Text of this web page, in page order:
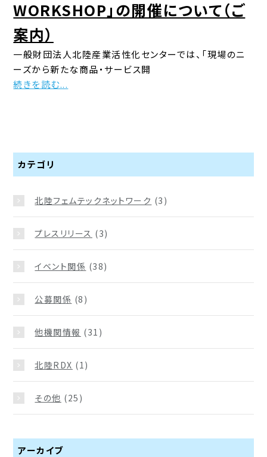
WORKSHOP」の開催について（ご
案内）
一般財団法人北陸産業活性化センターでは、「現場のニ
ーズから新たな商品・サービス開
続きを読む...
カテゴリ
北陸フェムテックネットワーク (3)
プレスリリース (3)
イベント関係 (38)
公募関係 (8)
他機関情報 (31)
北陸RDX (1)
その他 (25)
アーカイブ